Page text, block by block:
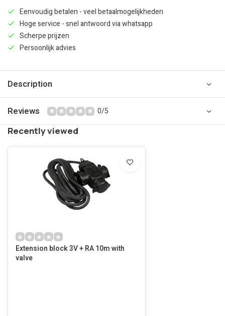
Eenvoudig betalen - veel betaalmogelijkheden
Hoge service - snel antwoord via whatsapp
Scherpe prijzen
Persoonlijk advies
Description
Reviews 0/5
Recently viewed
Extension block 3V + RA 10m with
valve